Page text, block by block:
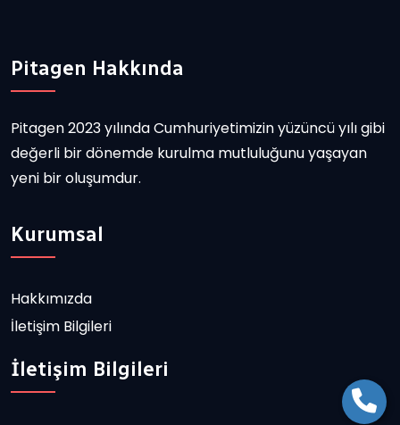
Pitagen Hakkında
Pitagen 2023 yılında Cumhuriyetimizin yüzüncü yılı gibi
değerli bir dönemde kurulma mutluluğunu yaşayan
yeni bir oluşumdur.
Kurumsal
Hakkımızda
İletişim Bilgileri
İletişim Bilgileri